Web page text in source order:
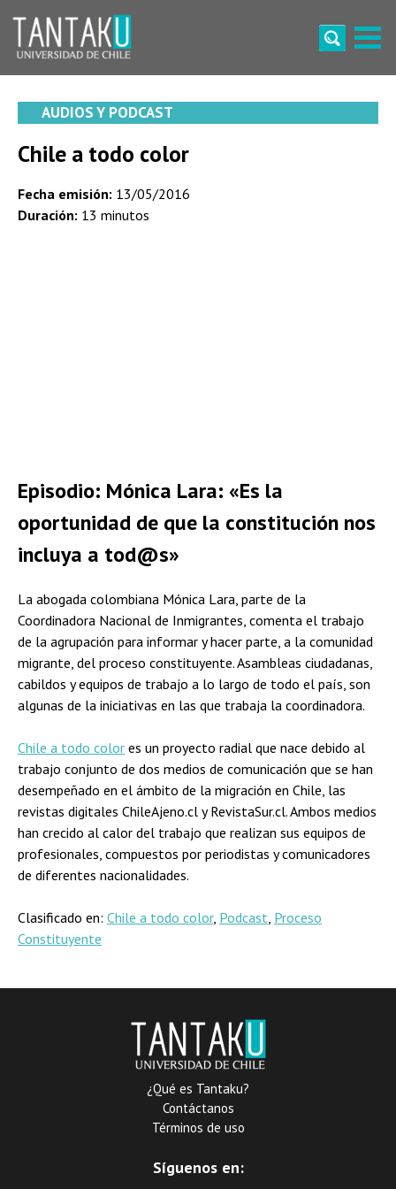
content
AUDIOS Y PODCAST
Chile a todo color
Fecha emisión: 13/05/2016
Duración: 13 minutos
Episodio: Mónica Lara: «Es la
oportunidad de que la constitución nos
incluya a tod@s»
La abogada colombiana Mónica Lara, parte de la
Coordinadora Nacional de Inmigrantes, comenta el trabajo
de la agrupación para informar y hacer parte, a la comunidad
migrante, del proceso constituyente. Asambleas ciudadanas,
cabildos y equipos de trabajo a lo largo de todo el país, son
algunas de la iniciativas en las que trabaja la coordinadora.
Chile a todo color es un proyecto radial que nace debido al
trabajo conjunto de dos medios de comunicación que se han
desempeñado en el ámbito de la migración en Chile, las
revistas digitales ChileAjeno.cl y RevistaSur.cl. Ambos medios
han crecido al calor del trabajo que realizan sus equipos de
profesionales, compuestos por periodistas y comunicadores
de diferentes nacionalidades.
Clasificado en: Chile a todo color, Podcast, Proceso
Constituyente
¿Qué es Tantaku?
Contáctanos
Términos de uso
Síguenos en: